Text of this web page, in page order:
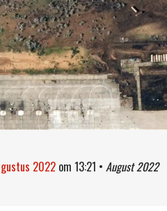
2022 om 13:21 • August 2022